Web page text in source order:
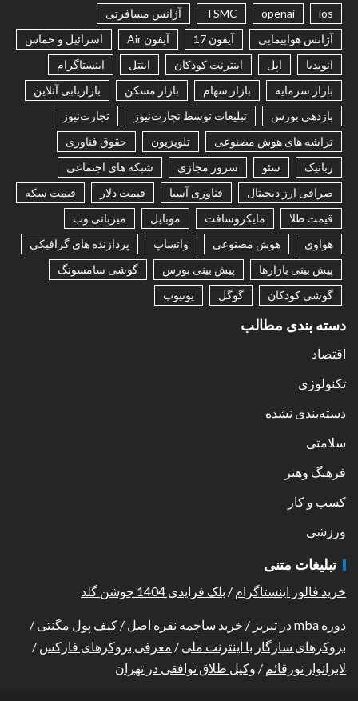
ios
openai
TSMC
آژانس مسافرتی
آژانس هواپیمایی
آیفون 17 آیفون Air
اسرائیل و حماس
انویدیا
اپل اینترنت کودکان اینتل
اینستاگرام
بازار سرمایه
بازار سهام بازار مسکن
بازاریابی آنلاین
بازدهی بورس
تبلیغات توسط تجارت‌نیوز
تجارت‌نیوز
تراشه های هوش مصنوعی
تلویزیون
حقوق فناوری
رباتیک
سئو سرور مجازی
شبکه های اجتماعی
صرافی ارز دیجیتال
فناوری آسیا قیمت دلار
قیمت سکه
قیمت طلا
مایکروسافت موبایل
میزبانی وب
هواوی
هوش مصنوعی واتساپ
پردازنده های گرافیکی
پیش بینی بازارها
پیش بینی بورس
گوشی سامسونگ
گوشی کودکان
گوگل یوتیوب
دسته بندی مطالب
اقتصاد
تکنولوژی
دسته‌بندی نشده
سلامتی
فرهنگ وهنر
کسب و کار
ورزشی
تبلیغات متنی
خرید فالور اینستاگرام / بلک فرایدی 1404 جوشن گلد
دوره mba در تبریز / خرید ساچمه نقره اصل / کیف پول مگنتی /
بروکرهای سازگار با اینترنت ملی / معرفی بروکرهای فارکس /
لابراتوار نورقائم / وکیل طلاق توافقی در تهران